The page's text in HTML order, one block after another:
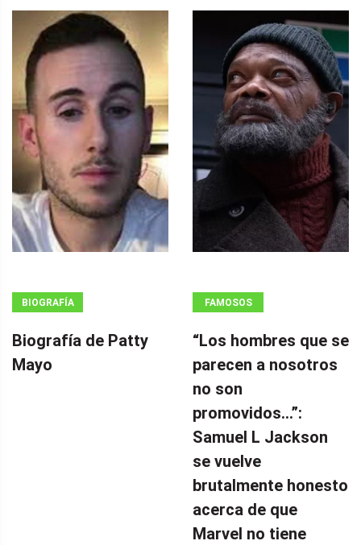
BIOGRAFÍA
Biografía de Patty
Mayo
FAMOSOS
“Los hombres que se
parecen a nosotros
no son
promovidos…”:
Samuel L Jackson
se vuelve
brutalmente honesto
acerca de que
Marvel no tiene